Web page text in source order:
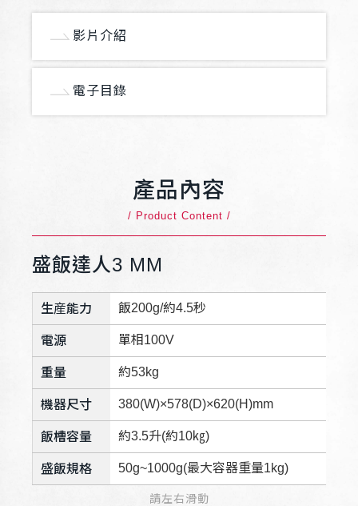
影片介紹
電子目錄
產品內容
/ Product Content /
盛飯達人3 MM
生産能力 飯200g/約4.5秒
電源 單相100V
重量 約53kg
機器尺寸 380(W)×578(D)×620(H)mm
飯槽容量 約3.5升(約10㎏)
盛飯規格 50g~1000g(最大容器重量1kg)
請左右滑動